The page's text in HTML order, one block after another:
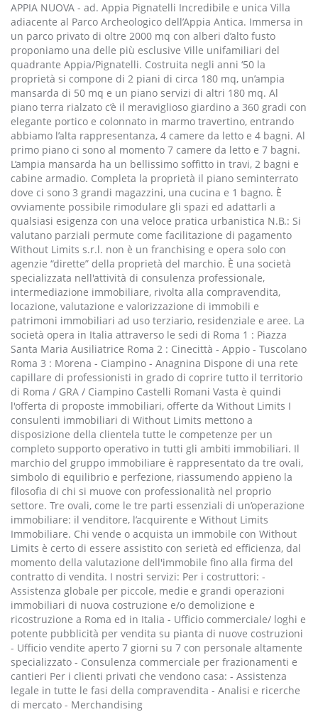
APPIA NUOVA - ad. Appia Pignatelli Incredibile e unica Villa
adiacente al Parco Archeologico dell’Appia Antica. Immersa in
un parco privato di oltre 2000 mq con alberi d’alto fusto
proponiamo una delle più esclusive Ville unifamiliari del
quadrante Appia/Pignatelli. Costruita negli anni ‘50 la
proprietà si compone di 2 piani di circa 180 mq, un’ampia
mansarda di 50 mq e un piano servizi di altri 180 mq. Al
piano terra rialzato c’è il meraviglioso giardino a 360 gradi con
elegante portico e colonnato in marmo travertino, entrando
abbiamo l’alta rappresentanza, 4 camere da letto e 4 bagni. Al
primo piano ci sono al momento 7 camere da letto e 7 bagni.
L’ampia mansarda ha un bellissimo soffitto in travi, 2 bagni e
cabine armadio. Completa la proprietà il piano seminterrato
dove ci sono 3 grandi magazzini, una cucina e 1 bagno. È
ovviamente possibile rimodulare gli spazi ed adattarli a
qualsiasi esigenza con una veloce pratica urbanistica N.B.: Si
valutano parziali permute come facilitazione di pagamento
Without Limits s.r.l. non è un franchising e opera solo con
agenzie “dirette” della proprietà del marchio. È una società
specializzata nell'attività di consulenza professionale,
intermediazione immobiliare, rivolta alla compravendita,
locazione, valutazione e valorizzazione di immobili e
patrimoni immobiliari ad uso terziario, residenziale e aree. La
società opera in Italia attraverso le sedi di Roma 1 : Piazza
Santa Maria Ausiliatrice Roma 2 : Cinecittà - Appio - Tuscolano
Roma 3 : Morena - Ciampino - Anagnina Dispone di una rete
capillare di professionisti in grado di coprire tutto il territorio
di Roma / GRA / Ciampino Castelli Romani Vasta è quindi
l'offerta di proposte immobiliari, offerte da Without Limits I
consulenti immobiliari di Without Limits mettono a
disposizione della clientela tutte le competenze per un
completo supporto operativo in tutti gli ambiti immobiliari. Il
marchio del gruppo immobiliare è rappresentato da tre ovali,
simbolo di equilibrio e perfezione, riassumendo appieno la
filosofia di chi si muove con professionalità nel proprio
settore. Tre ovali, come le tre parti essenziali di un’operazione
immobiliare: il venditore, l’acquirente e Without Limits
Immobiliare. Chi vende o acquista un immobile con Without
Limits è certo di essere assistito con serietà ed efficienza, dal
momento della valutazione dell'immobile fino alla firma del
contratto di vendita. I nostri servizi: Per i costruttori: -
Assistenza globale per piccole, medie e grandi operazioni
immobiliari di nuova costruzione e/o demolizione e
ricostruzione a Roma ed in Italia - Ufficio commerciale/ loghi e
potente pubblicità per vendita su pianta di nuove costruzioni
- Ufficio vendite aperto 7 giorni su 7 con personale altamente
specializzato - Consulenza commerciale per frazionamenti e
cantieri Per i clienti privati che vendono casa: - Assistenza
legale in tutte le fasi della compravendita - Analisi e ricerche
di mercato - Merchandising